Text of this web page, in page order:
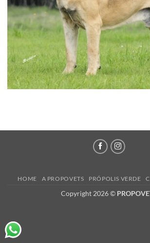
HOME A PROPOVETS PRÓPOLIS VERDE
Copyright 2026 ©